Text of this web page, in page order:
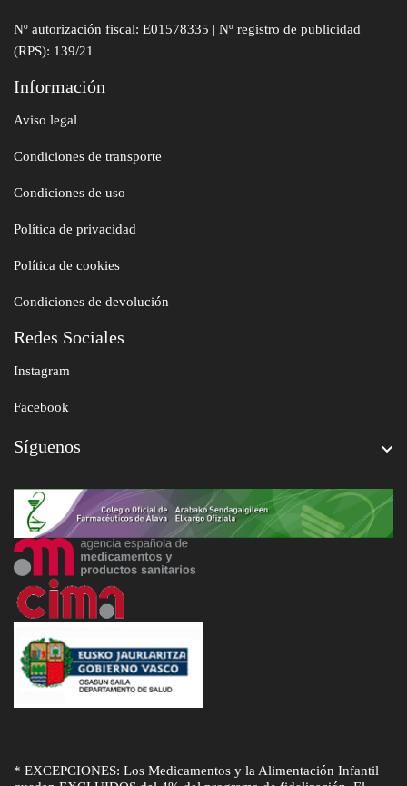
Nº autorización fiscal: E01578335 | Nº registro de publicidad
(RPS): 139/21
Información
Aviso legal
Condiciones de transporte
Condiciones de uso
Política de privacidad
Política de cookies
Condiciones de devolución
Redes Sociales
Instagram
Facebook
Síguenos 
* EXCEPCIONES: Los Medicamentos y la Alimentación Infantil